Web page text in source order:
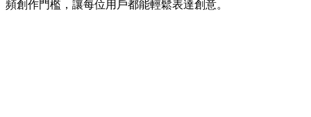
頻創作門檻，讓每位用戶都能輕鬆表達創意。